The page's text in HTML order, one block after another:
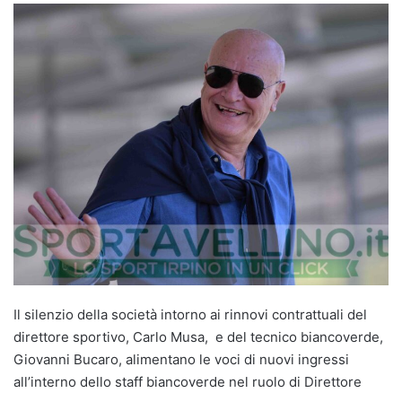
Il silenzio della società intorno ai rinnovi contrattuali del
direttore sportivo, Carlo Musa, e del tecnico biancoverde,
Giovanni Bucaro, alimentano le voci di nuovi ingressi
all’interno dello staff biancoverde nel ruolo di Direttore